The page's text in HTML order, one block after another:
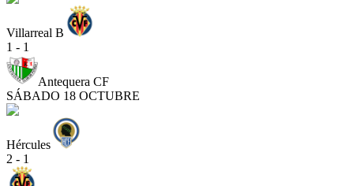
Villarreal B
1 - 1
Antequera CF
SÁBADO 18 OCTUBRE
Hércules
2 - 1